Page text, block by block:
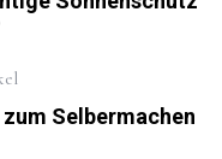
Selbermachen